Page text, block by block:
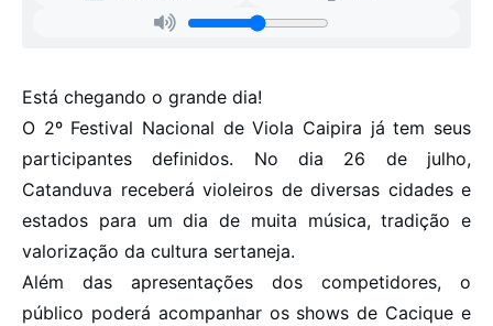
A Prefeitura
Jornal
Agenda
SIC
Diário Oficial
Está chegando o grande dia!
O 2º Festival Nacional de Viola Caipira já tem seus
participantes definidos. No dia 26 de julho,
Catanduva receberá violeiros de diversas cidades e
estados para um dia de muita música, tradição e
valorização da cultura sertaneja.
Além das apresentações dos competidores, o
público poderá acompanhar os shows de Cacique e